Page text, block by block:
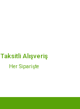
Taksitli Alışveriş
Her Siparişte